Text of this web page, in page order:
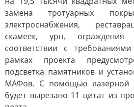
замена тротуарных
электроснабжения,
скамеек, урн,
соответствии с
рамках проекта
подсветка памятников и
МАФов. С помощью лазерной
будет вырезано 11 цитат из